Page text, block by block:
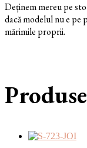
Deținem mereu pe
dacă modelul nu e pe
mărimile proprii.